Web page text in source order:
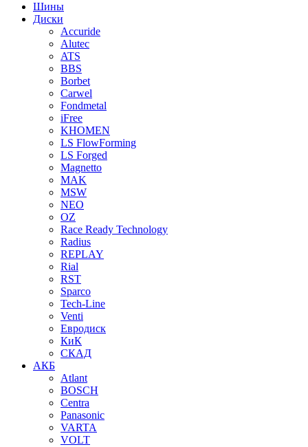
Шины
Диски
Accuride
Alutec
ATS
BBS
Borbet
Carwel
Fondmetal
iFree
KHOMEN
LS FlowForming
LS Forged
Magnetto
MAK
MSW
NEO
OZ
Race Ready Technology
Radius
REPLAY
Rial
RST
Sparco
Tech-Line
Venti
Евродиск
КиК
СКАД
АКБ
Atlant
BOSCH
Centra
Panasonic
VARTA
VOLT